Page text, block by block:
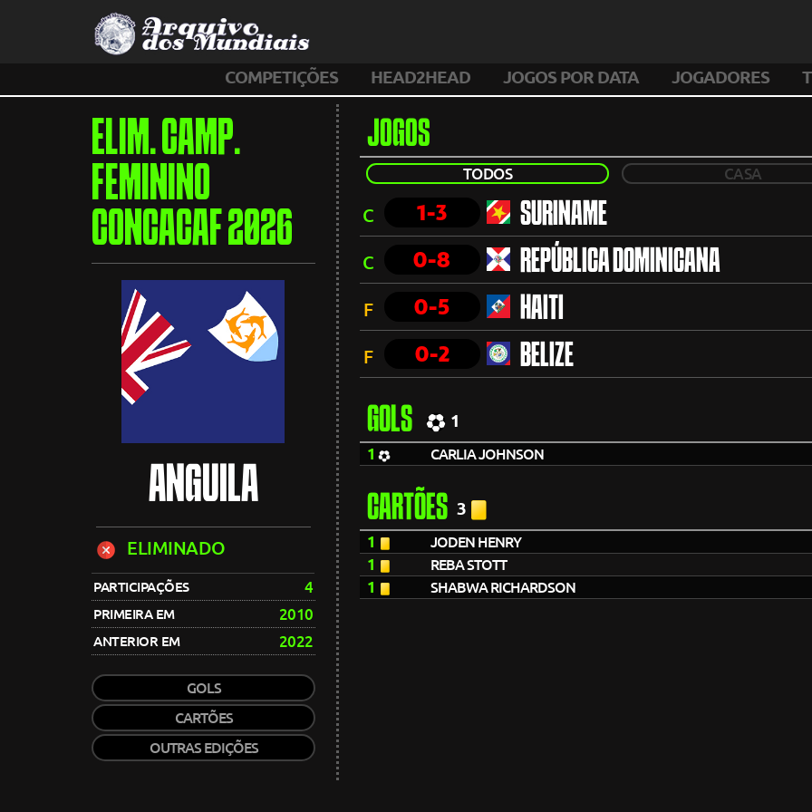
COMPETIÇÕES HEAD2HEAD JOGOS POR DATA JOGADORES
ELIM. CAMP.
FEMININO
CONCACAF 2026
ANGUILA
ELIMINADO
PARTICIPAÇÕES 4
PRIMEIRA EM 2010
ANTERIOR EM 2022
GOLS
CARTÕES
OUTRAS EDIÇÕES
JOGOS
TODOS CASA
C 1-3 SURINAME
C 0-8 REPÚBLICA DOMINICANA
F 0-5 HAITI
F 0-2 BELIZE
GOLS 1
1 CARLIA JOHNSON
CARTÕES 3
1 JODEN HENRY
1 REBA STOTT
1 SHABWA RICHARDSON